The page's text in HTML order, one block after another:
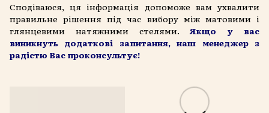
Сподіваюся, ця інформація допоможе вам ухвалити
правильне рішення під час вибору між матовими і
глянцевими натяжними стелями.Якщо у вас
виникнуть додаткові запитання, наш менеджер з
радістю Вас проконсультує!